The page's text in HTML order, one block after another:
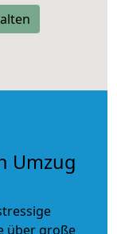
Umzug
über große